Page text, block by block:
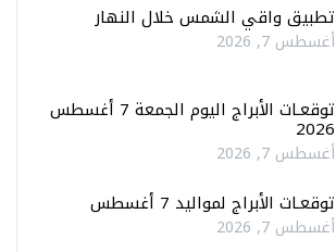
تطبيق واقي الشمس خلال النهار
أغسطس 7, 2026
توقعـات الأبراج اليوم الجمعة 7 أغسطس
2026
أغسطس 7, 2026
توقعـات الأبراج لمواليد 7 أغسطس
أغسطس 7, 2026